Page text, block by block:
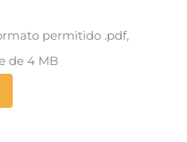
permitido .pdf,
de 4 MB